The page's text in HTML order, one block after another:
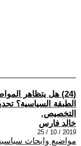
(24) هل يتظاهر
الطبقة السياسية؟
التخصيص.
خالد فارس
2019 / 10 / 25
مواضيع وابحاث